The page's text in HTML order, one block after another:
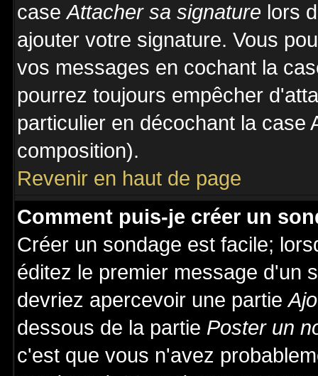
caseAttacher sa signature lors
ajouter votre signature. Vous
vos messages en cochant la
pourrez toujours empêcher
particulier en décochant la case
composition).
Revenir en haut de page
Comment puis-je créer un
Créer un sondage est facile;
éditez le premier message d'un
devriez apercevoir une partie
dessous de la partie Poster un
c'est que vous n'avez